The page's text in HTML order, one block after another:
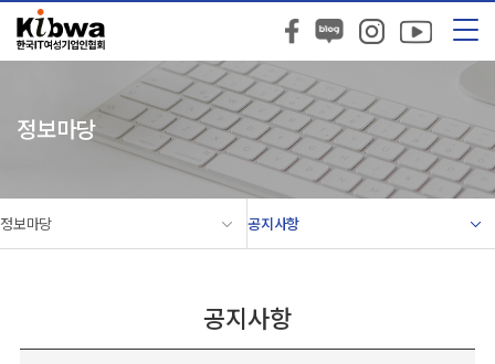
정보마당
정보마당 공지사항
공지사항